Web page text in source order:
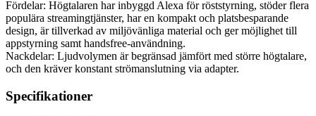
Fördelar: Högtalaren har inbyggd Alexa för röststyrning, stöder flera
populära streamingtjänster, har en kompakt och platsbesparande
design, är tillverkad av miljövänliga material och ger möjlighet till
appstyrning samt handsfree-användning.
Nackdelar: Ljudvolymen är begränsad jämfört med större högtalare,
och den kräver konstant strömanslutning via adapter.
Specifikationer